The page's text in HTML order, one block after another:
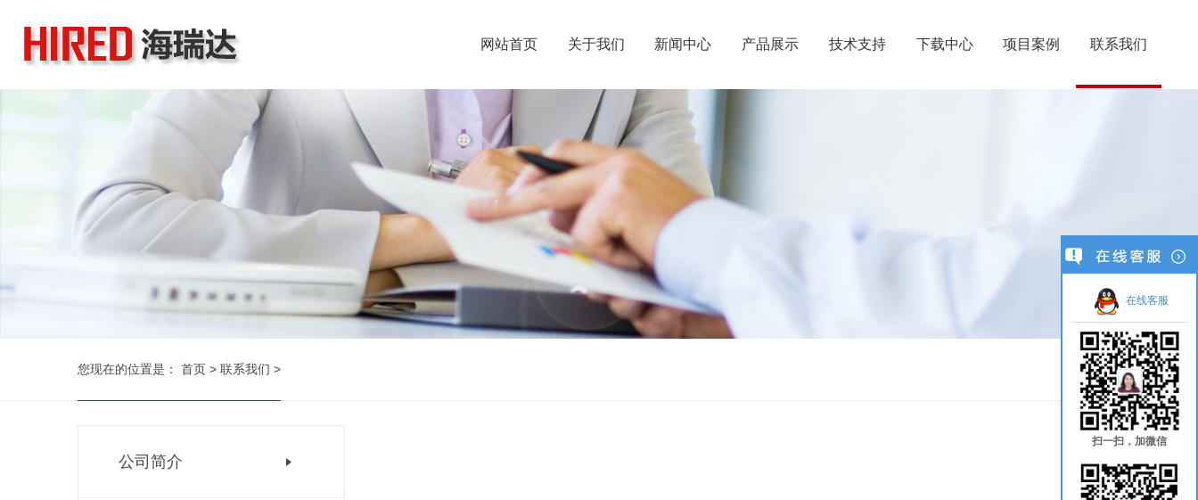
网站首页 关于我们 新闻中心 产品展示 技术支持 下载中心 项目案例 联系我们
您现在的位置是： 首页 > 联系我们 >
公司简介
在线客服
扫一扫，加微信